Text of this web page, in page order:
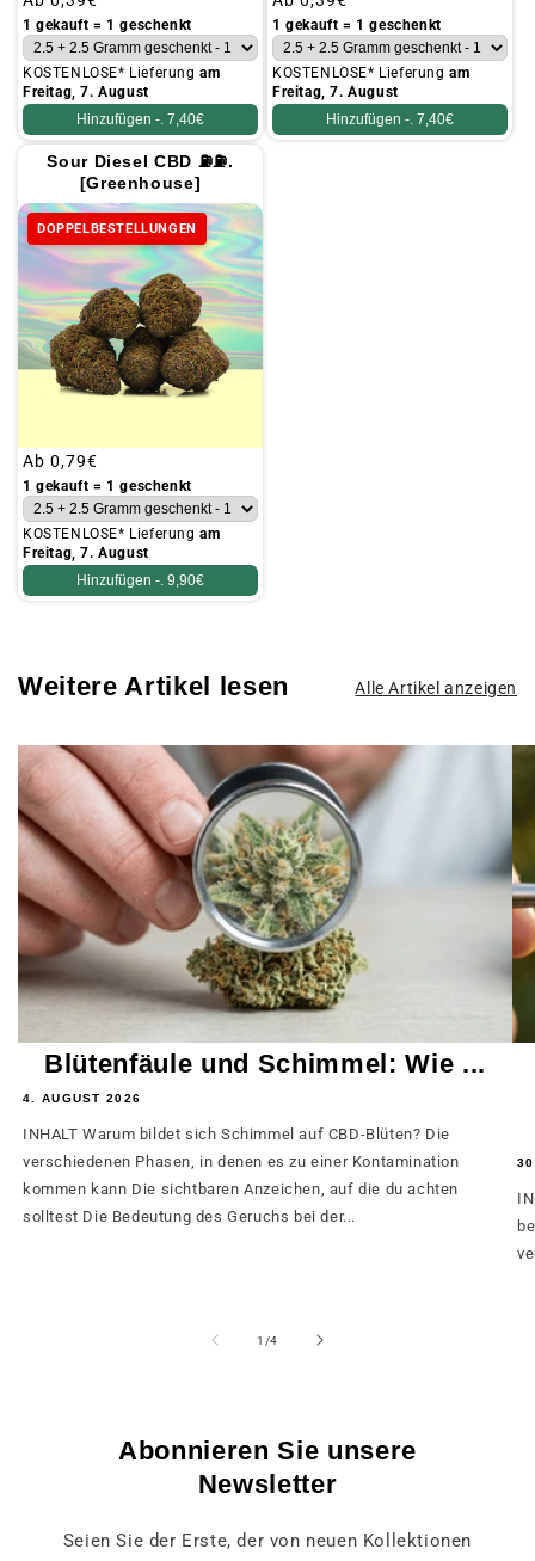
Preis
1 gekauft = 1 geschenkt
KOSTENLOSE* Lieferungam
Freitag, 7. August
Hinzufügen -. 7,40€
Preis
1 gekauft = 1 geschenkt
KOSTENLOSE* Lieferungam
Freitag, 7. August
Hinzufügen -. 7,40€
Sour Diesel CBD ⛽⛽.
[Greenhouse]
DOPPELBESTELLUNGEN
Üblicher
Preis
Ab 0,79€
1 gekauft = 1 geschenkt
KOSTENLOSE* Lieferungam
Freitag, 7. August
Hinzufügen -. 9,90€
Weitere Artikel lesen Alle Artikel anzeigen
Blütenfäule und Schimmel: Wie ...
4. AUGUST 2026
INHALT Warum bildet sich Schimmel auf CBD-Blüten? Die
verschiedenen Phasen, in denen es zu einer Kontamination
kommen kann Die sichtbaren Anzeichen, auf die du achten
solltest Die Bedeutung des Geruchs bei der...
1 /von
4
Abonnieren Sie unsere
Newsletter
Seien Sie der Erste, der von neuen Kollektionen